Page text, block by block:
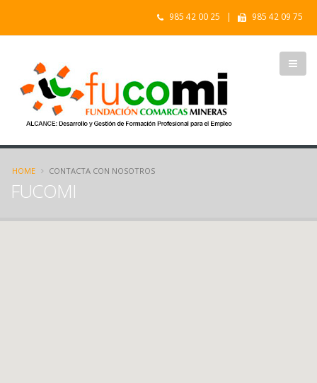
985 42 00 25 | 985 42 09 75
HOME CONTACTA CON NOSOTROS
FUCOMI